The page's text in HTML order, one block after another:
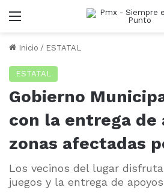
Menu
Inicio / ESTATAL
ESTATAL
Gobierno
con la entrega de
zonas afectadas
Los vecinos del lugar
juegos y la entrega de apoyos